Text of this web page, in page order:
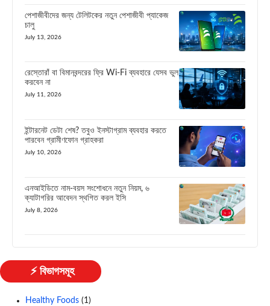
পেশাজীবীদের জন্য টেলিটকের নতুন পেশাজীবী প্যাকেজ
চালু
July 13, 2026
রেস্তোরাঁ বা বিমানবন্দরের ফ্রি Wi-Fi ব্যবহারে যেসব ভুল
করবেন না
July 11, 2026
ইন্টারনেট ডেটা শেষ? তবুও ইনস্টাগ্রাম ব্যবহার করতে
পারবেন গ্রামীণফোন গ্রাহকরা
July 10, 2026
এনআইডিতে নাম-বয়স সংশোধনে নতুন নিয়ম, ৬
ক্যাটাগরির আবেদন স্থগিত করল ইসি
July 8, 2026
⚡ বিভাগসমূহ
Healthy Foods (1)